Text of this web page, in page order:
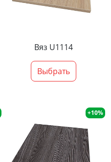
Вяз U1114
Выбрать
+10%